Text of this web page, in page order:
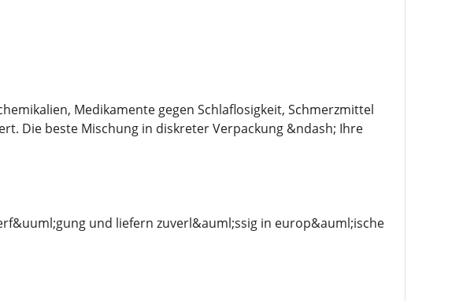
Medikamente gegen Schlaflosigkeit, Schmerzmittel
Die beste Mischung in diskreter Verpackung &ndash; Ihre
und liefern zuverl&auml;ssig in europ&auml;ische